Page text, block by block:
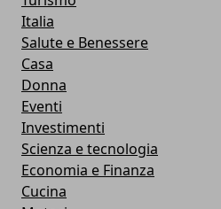
Italia
Salute e Benessere
Casa
Donna
Eventi
Investimenti
Scienza e tecnologia
Economia e Finanza
Cucina